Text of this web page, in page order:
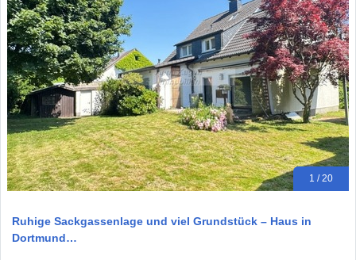
1 / 20
Ruhige Sackgassenlage und viel Grundstück – Haus in
Dortmund…